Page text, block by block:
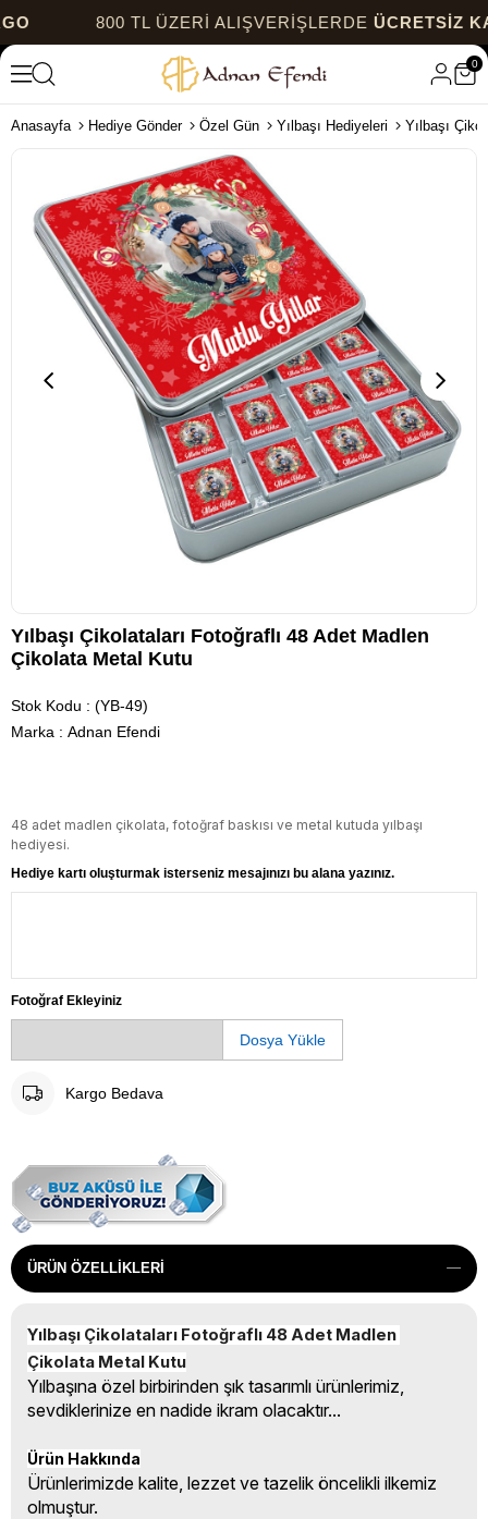
800 TL ÜZERİ ALIŞVERİŞLERDEÜCRETSİZ KARGO
0
Anasayfa Hediye Gönder Özel Gün Yılbaşı Hediyeleri Yılbaşı
Yılbaşı Çikolataları Fotoğraflı 48 Adet Madlen
Çikolata Metal Kutu
Stok Kodu
(YB-49)
Marka : Adnan Efendi
48 adet madlen çikolata, fotoğraf baskısı ve metal kutuda yılbaşı
hediyesi.
Hediye kartı oluşturmak isterseniz mesajınızı bu alana yazınız.
Fotoğraf Ekleyiniz
Dosya Yükle
Kargo Bedava
ÜRÜN ÖZELLIKLERI
Yılbaşı Çikolataları Fotoğraflı 48 Adet Madlen
Çikolata Metal Kutu
Yılbaşına özel birbirinden şık tasarımlı ürünlerimiz,
sevdiklerinize en nadide ikram olacaktır...
Ürün Hakkında
Ürünlerimizde kalite, lezzet ve tazelik öncelikli ilkemiz
olmuştur.